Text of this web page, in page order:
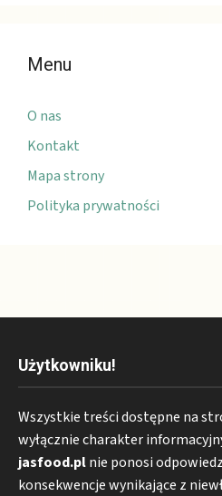
Menu
O nas
Kontakt
Mapa strony
Polityka prywatności
Użytkowniku!
Wszystkie treści dostępne na
wyłącznie charakter
jasfood.plnie ponosi
konsekwencje wynikające z